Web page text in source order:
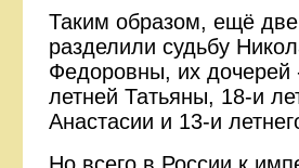
Таким образом, ещё
разделили судьбу
Федоровны, их дочерей
летней Татьяны, 18-и
Анастасии и 13-и
Но всего в России к